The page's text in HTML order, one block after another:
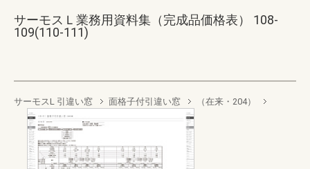
サーモスＬ業務用資料集（完成品価格表） 108-
109(110-111)
サーモスL 引違い窓 面格子付引違い窓 （在来・204）